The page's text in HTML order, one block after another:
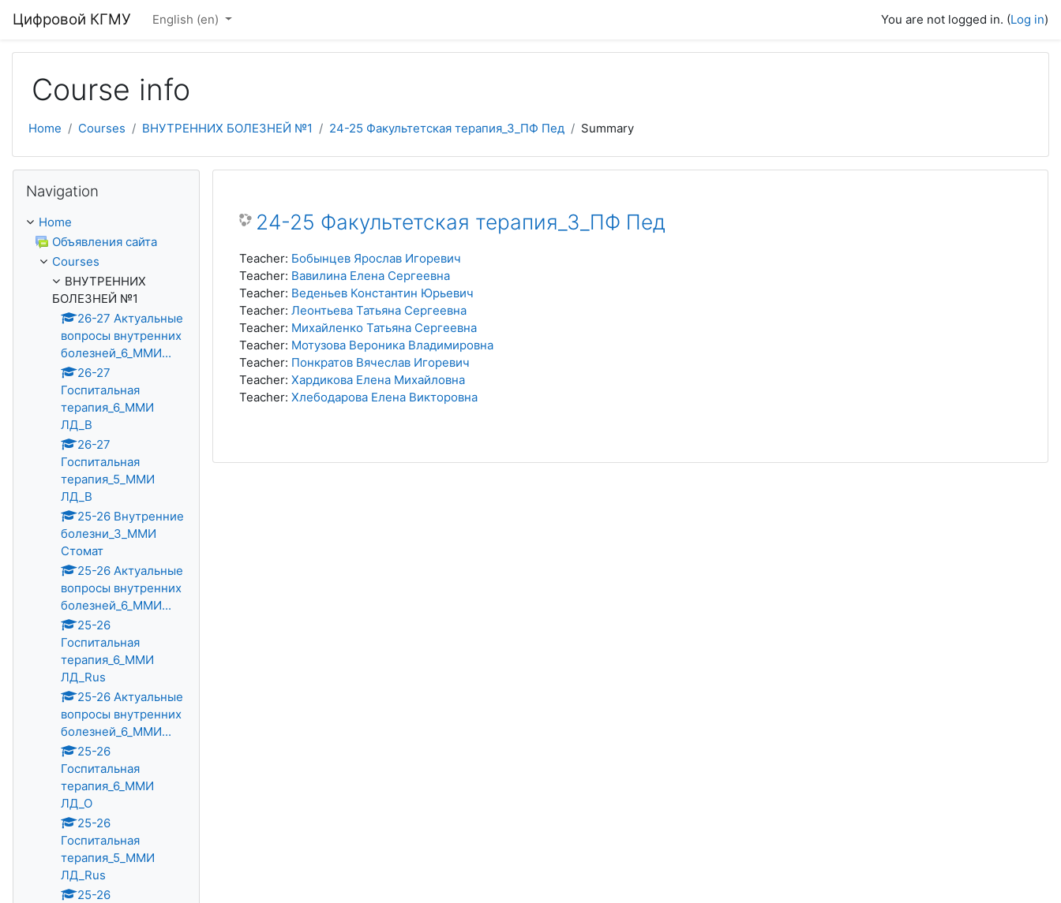
Цифровой КГМУ English ‎(en)‎ You are not logged in. (Log in)
Course info
Home Courses ВНУТРЕННИХ БОЛЕЗНЕЙ №1 24-25 Факультетская терапия_3_ПФ Пед Summary
24-25 Факультетская терапия_3_ПФ Пед
Teacher: Бобынцев Ярослав Игоревич
Teacher: Вавилина Елена Сергеевна
Teacher: Веденьев Константин Юрьевич
Teacher: Леонтьева Татьяна Сергеевна
Teacher: Михайленко Татьяна Сергеевна
Teacher: Мотузова Вероника Владимировна
Teacher: Понкратов Вячеслав Игоревич
Teacher: Хардикова Елена Михайловна
Teacher: Хлебодарова Елена Викторовна
Navigation
Home
Объявления сайта
Courses
ВНУТРЕННИХ
БОЛЕЗНЕЙ №1
26-27 Актуальные
вопросы внутренних
болезней_6_ММИ...
26-27
Госпитальная
терапия_6_ММИ
ЛД_В
26-27
Госпитальная
терапия_5_ММИ
ЛД_В
25-26 Внутренние
болезни_3_ММИ
Стомат
25-26 Актуальные
вопросы внутренних
болезней_6_ММИ...
25-26
Госпитальная
терапия_6_ММИ
ЛД_Rus
25-26 Актуальные
вопросы внутренних
болезней_6_ММИ...
25-26
Госпитальная
терапия_6_ММИ
ЛД_О
25-26
Госпитальная
терапия_5_ММИ
ЛД_Rus
25-26